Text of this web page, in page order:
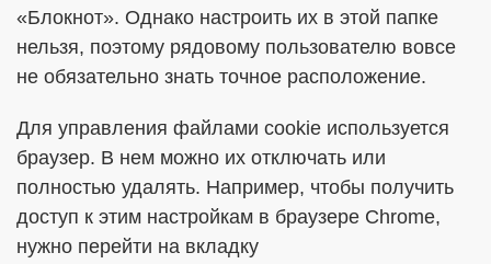
«Блокнот». Однако настроить их в этой папке
нельзя, поэтому рядовому пользователю вовсе
не обязательно знать точное расположение.
Для управления файлами cookie используется
браузер. В нем можно их отключать или
полностью удалять. Например, чтобы получить
доступ к этим настройкам в браузере Chrome,
нужно перейти на вкладку